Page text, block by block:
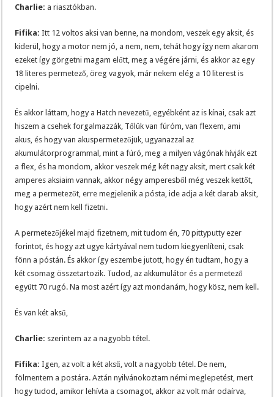
Charlie: a riasztókban.
Fifika: Itt 12 voltos aksi van benne, na mondom, veszek egy aksit, és
kiderül, hogy a motor nem jó, a nem, nem, tehát hogy így nem akarom
ezeket így görgetni magam előtt, meg a végére járni, és akkor az egy
18 literes permetező, öreg vagyok, már nekem elég a 10 literest is
cipelni.
És akkor láttam, hogy a Hatch nevezetű, egyébként az is kínai, csak azt
hiszem a csehek forgalmazzák, Tőlük van fúróm, van flexem, ami
akus, és hogy van akuspermetezőjük, ugyanazzal az
akumulátorprogrammal, mint a fúró, meg a milyen vágónak hívják ezt
a flex, és ha mondom, akkor veszek még két nagy aksit, mert csak két
amperes aksiaim vannak, akkor négy amperesből még veszek kettőt,
meg a permetezőt, erre megjelenik a pósta, ide adja a két darab aksit,
hogy azért nem kell fizetni.
A permetezőjékel majd fizetnem, mit tudom én, 70 pittyputty ezer
forintot, és hogy azt ugye kártyával nem tudom kiegyenlíteni, csak
fönn a póstán. És akkor így eszembe jutott, hogy én tudtam, hogy a
két csomag összetartozik. Tudod, az akkumulátor és a permetező
együtt 70 rugó. Na most azért így azt mondanám, hogy kösz, nem kell.
És van két aksű,
Charlie: szerintem az a nagyobb tétel.
Fifika: Igen, az volt a két aksű, volt a nagyobb tétel. De nem,
fölmentem a postára. Aztán nyilvánokoztam némi meglepetést, mert
hogy tudod, amikor lehívta a csomagot, akkor az volt már odaírva,